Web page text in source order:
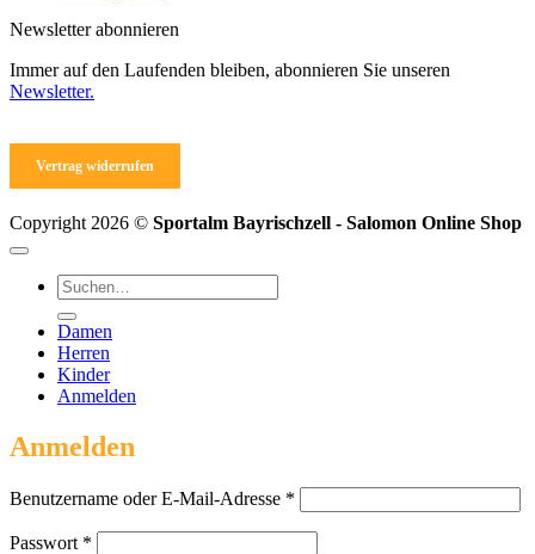
Newsletter abonnieren
Immer auf den Laufenden bleiben, abonnieren Sie unseren
Newsletter.
Vertrag widerrufen
Copyright 2026 © Sportalm Bayrischzell - Salomon Online Shop
Suchen
nach:
Damen
Herren
Kinder
Anmelden
Anmelden
Benutzername oder E-Mail-Adresse *
Passwort *